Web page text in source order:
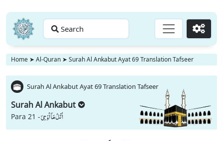
Search Go
Home ➤ Al-Quran ➤ Surah Al Ankabut Ayat 69 Translation Tafseer
Surah Al Ankabut Ayat 69 Translation Tafseer
Surah Al Ankabut
Para 21 -اُتْلُ مَاۤ اُوْحِیَ